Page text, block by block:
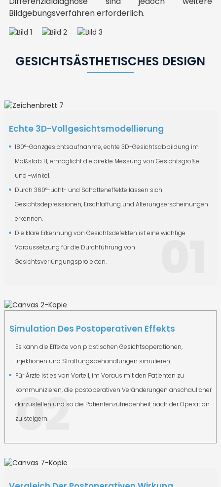
Bildgebungsverfahren erforderlich.
Poren verursacht, auch wenn keine Akne vorliegt.
Blauweiß: Malassezia, ein Pilz.
Hauterkrankungen).
Hauterkrankungen).
Beobachtung von Hautkapillarerweiterungen,
Akne und Aknenarben.
natürlichem Licht.
sichtbar zu machen.
Hautflecken verwendet.
und fettiger Bereiche eingesetzt.
GESICHTSÄSTHETISCHES DESIGN
Echte 3D-Vollgesichtsmodellierung
180°-Ganzgesichtsaufnahme, echte 3D-Gesichtsabbildung im
Maßstab 1:1, ermöglicht die direkte Messung von Gesichtsgröße
und -winkel.
Durch 360°-Licht- und Schatteneffekte lassen sich
Gesichtsdepressionen, Erschlaffung und Alterungserscheinungen
erkennen.
Die klare Erkennung von Gesichtsdefekten ist eine wichtige
Voraussetzung für die Durchführung von
Gesichtsverjüngungsprojekten.
01
Simulation Des Postoperativen Effekts
Es kann die Effekte von plastischen Gesichtsoperationen,
Injektionen und Straffungsbehandlungen simulieren.
Für Ärzte ist es von Vorteil, im Voraus mit den Patienten zu
kommunizieren, die postoperativen Veränderungen anschaulicher
darzustellen und so die Patientenzufriedenheit nach der Operation
zu steigern.
02